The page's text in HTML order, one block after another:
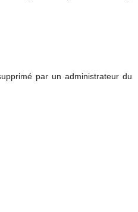
par un administrateur du